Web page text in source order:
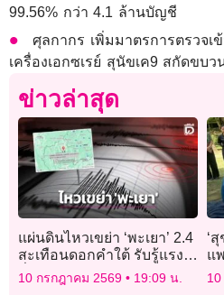
99.56% กว่า 4.1 ล้านบัญชี
ศุลกากร เพิ่มมาตรการตรวจเ
เครื่องเอกซเรย์ สุนัขเค9 สกัดขบว
ข่าวล่าสุด
แผ่นดินไหวเขย่า ‘พะเยา’ 2.4
สะเทือนดอกคำใต้ รับรู้แรง
สั่นไหว ยังไร้ความเสียหาย
10 กรกฎาคม 2569 19:09 น.
‘
แ
ร